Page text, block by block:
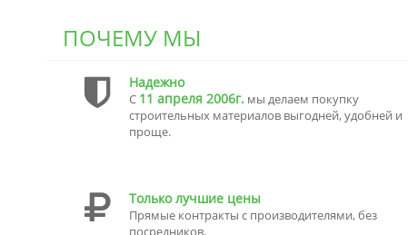
ПОЧЕМУ МЫ
Надежно
С 11 апреля 2006г. мы делаем покупку
строительных материалов выгодней, удобней и
проще.
Только лучшие цены
Прямые контракты с производителями, без
посредников.